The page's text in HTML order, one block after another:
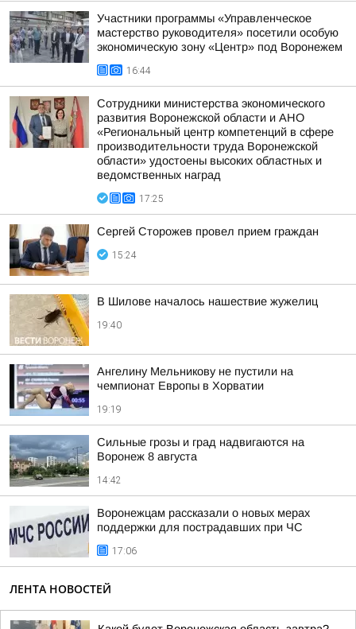
Участники программы «Управленческое
мастерство руководителя» посетили особую
экономическую зону «Центр» под Воронежем
16:44
Сотрудники министерства экономического
развития Воронежской области и АНО
«Региональный центр компетенций в сфере
производительности труда Воронежской
области» удостоены высоких областных и
ведомственных наград
17:25
Сергей Сторожев провел прием граждан
15:24
В Шилове началось нашествие жужелиц
19:40
Ангелину Мельникову не пустили на
чемпионат Европы в Хорватии
19:19
Сильные грозы и град надвигаются на
Воронеж 8 августа
14:42
Воронежцам рассказали о новых мерах
поддержки для пострадавших при ЧС
17:06
ЛЕНТА НОВОСТЕЙ